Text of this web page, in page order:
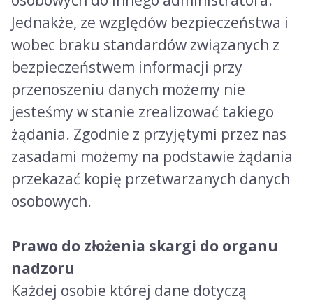
Jednakże, ze względów bezpieczeństwa i
wobec braku standardów związanych z
bezpieczeństwem informacji przy
przenoszeniu danych możemy nie
jesteśmy w stanie zrealizować takiego
żądania. Zgodnie z przyjętymi przez nas
zasadami możemy na podstawie żądania
przekazać kopię przetwarzanych danych
osobowych.
Prawo do złożenia skargi do organu
nadzoru
Każdej osobie której dane dotyczą